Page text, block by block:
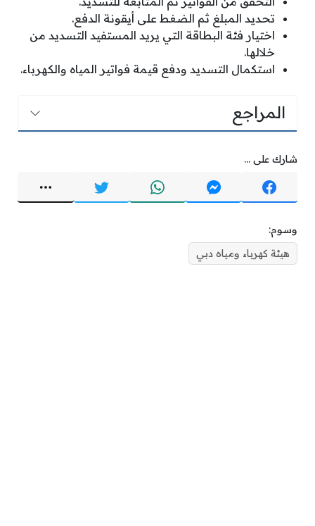
تحديد المبلغ ثم الضغط على أيقونة الدفع.
اختيار فئة البطاقة التي يريد المستفيد التسديد من
خلالها.
استكمال التسديد ودفع قيمة فواتير المياه والكهرباء.
المراجع
شارك على ...
وسوم:
هيئة كهرباء ومياه دبي